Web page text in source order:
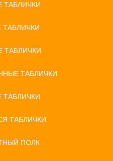
ТАБЛИЧКИ
ТАБЛИЧКИ
ТАБЛИЧКИ
ТАБЛИЧКИ
ТАБЛИЧКИ
ПОЛК